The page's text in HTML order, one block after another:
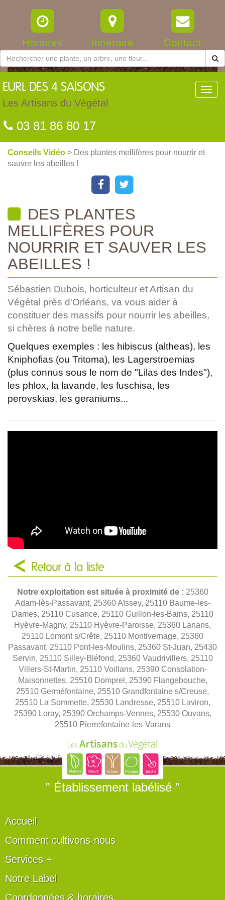
Horaires Itinéraire Contact
EURL DES 4 SAISONS
Les Artisans du Végétal
03 81 86 80 17
Conseils Vidéo > Des plantes mellifères pour nourrir et
sauver les abeilles !
DES PLANTES
MELLIFÈRES POUR
NOURRIR ET SAUVER LES
ABEILLES !
Sébastien Dubois, horticulteur et Artisan du
Végétal près d'Orléans, va vous aider à
constituer des massifs pour nourrir les abeilles,
si chères à notre belle nature.
Quelques exemples : les hibiscus (altheas), les
Kniphofias (ou Tritoma), les Lagerstroemias
(plus connus sous le nom de "Lilas des Indes"),
les phlox, la lavande, les fuschisa, les
perovskias, les geraniums...
Retour à la liste
Notre exploitation est située à proximité de : 25360
Adam-lès-Passavant, 25360 Aïssey, 25110 Baume-les-
Dames, 25110 Cusance, 25110 Guillon-les-Bains, 25110
Hyèvre-Magny, 25110 Hyèvre-Paroisse, 25360 Lanans,
25110 Lomont s/Crête, 25110 Montivernage, 25360
Passavant, 25110 Pont-les-Moulins, 25360 St-Juan, 25430
Servin, 25110 Silley-Bléfond, 25360 Vaudrivillers, 25110
Villers-St-Martin, 25110 Voillans, 25390 Consolation-
Maisonnettes, 25510 Domprel, 25390 Flangebouche,
25510 Germéfontaine, 25510 Grandfontaine s/Creuse,
25510 La Sommette, 25530 Landresse, 25510 Laviron,
25390 Loray, 25390 Orchamps-Vennes, 25530 Ouvans,
25510 Pierrefontaine-les-Varans
" Établissement labélisé "
Accueil
Comment cultivons-nous
Services +
Notre Label
Coordonnées & horaires